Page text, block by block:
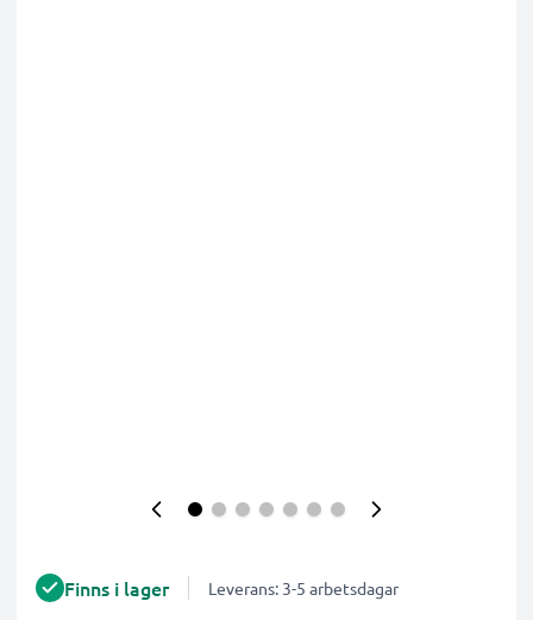
Finns i lager Leverans: 3-5 arbetsdagar